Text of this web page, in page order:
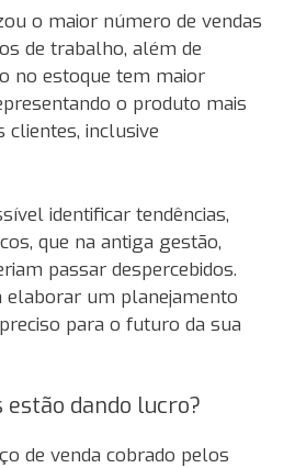
o maior número de vendas
de trabalho, além de
no estoque tem maior
o produto mais
clientes, inclusive
identificar tendências,
que na antiga gestão,
passar despercebidos.
elaborar um planejamento
para o futuro da sua
estão dando lucro?
de venda cobrado pelos